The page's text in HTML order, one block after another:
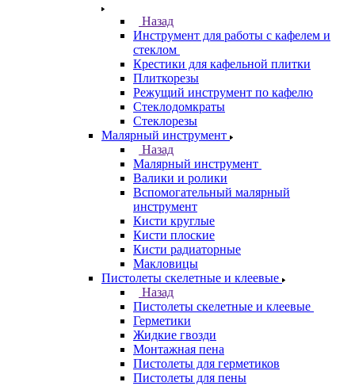
Назад
Инструмент для работы с кафелем и
стеклом
Крестики для кафельной плитки
Плиткорезы
Режущий инструмент по кафелю
Стеклодомкраты
Стеклорезы
Малярный инструмент
Назад
Малярный инструмент
Валики и ролики
Вспомогательный малярный
инструмент
Кисти круглые
Кисти плоские
Кисти радиаторные
Макловицы
Пистолеты скелетные и клеевые
Назад
Пистолеты скелетные и клеевые
Герметики
Жидкие гвозди
Монтажная пена
Пистолеты для герметиков
Пистолеты для пены